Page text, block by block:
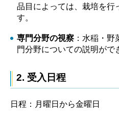
品目によっては、栽培を行
す。
専門分野の視察：水稲・野
門分野についての説明がで
2. 受入日程
日程：月曜日から金曜日